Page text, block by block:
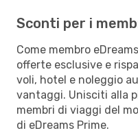
Sconti per i
Come membro
offerte esclusive e
voli, hotel e noleggio
vantaggi. Unisciti alla
membri di viaggi del
di eDreams Prime.